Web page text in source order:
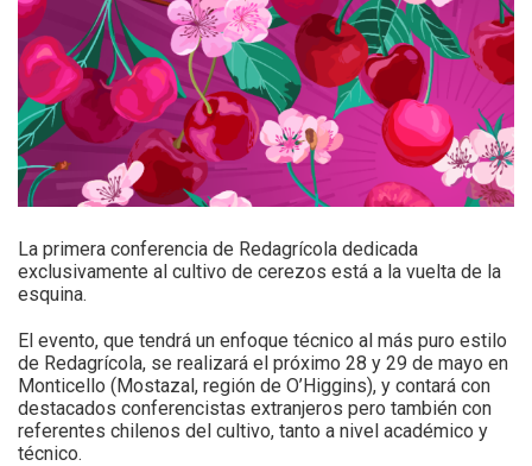
La primera conferencia de Redagrícola dedicada
exclusivamente al cultivo de cerezos está a la vuelta de la
esquina.
El evento, que tendrá un enfoque técnico al más puro estilo
de Redagrícola, se realizará el próximo 28 y 29 de mayo en
Monticello (Mostazal, región de O’Higgins), y contará con
destacados conferencistas extranjeros pero también con
referentes chilenos del cultivo, tanto a nivel académico y
técnico.